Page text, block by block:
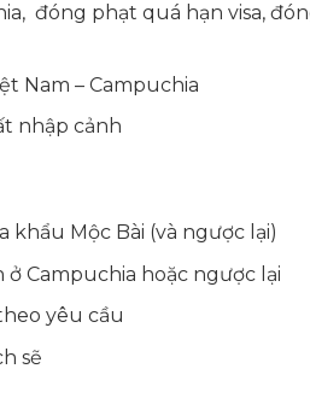
đóng phạt quá hạn visa,
Nam – Campuchia
nhập cảnh
khẩu Mộc Bài (và ngược lại)
Campuchia hoặc ngược lại
yêu cầu
sẽ